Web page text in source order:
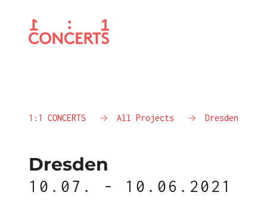
1:1 CONCERTS All Projects Dresden
Dresden
10.07. - 10.06.2021